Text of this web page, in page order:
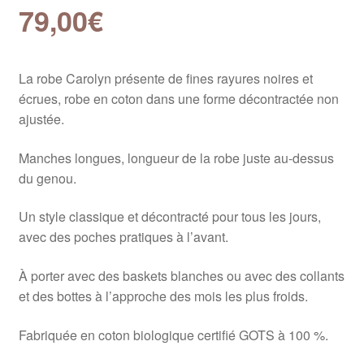
79,00€
La robe Carolyn présente de fines rayures noires et
écrues, robe en coton dans une forme décontractée non
ajustée.
Manches longues, longueur de la robe juste au-dessus
du genou.
Un style classique et décontracté pour tous les jours,
avec des poches pratiques à l’avant.
À porter avec des baskets blanches ou avec des collants
et des bottes à l’approche des mois les plus froids.
Fabriquée en coton biologique certifié GOTS à 100 %.